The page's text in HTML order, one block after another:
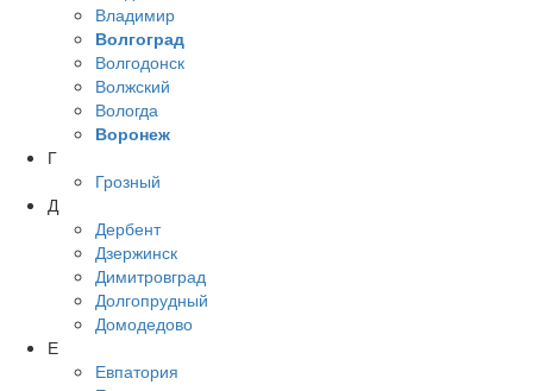
Владимир
Волгоград
Волгодонск
Волжский
Вологда
Воронеж
Г
Грозный
Д
Дербент
Дзержинск
Димитровград
Долгопрудный
Домодедово
Е
Евпатория